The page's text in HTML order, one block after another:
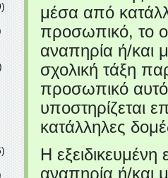
μέσα από
προσωπικό, το
αναπηρία ή/και
σχολική τάξη
προσωπικό αυτό
υποστηρίζεται
κατάλληλες
Η
αναπηρία ή/και